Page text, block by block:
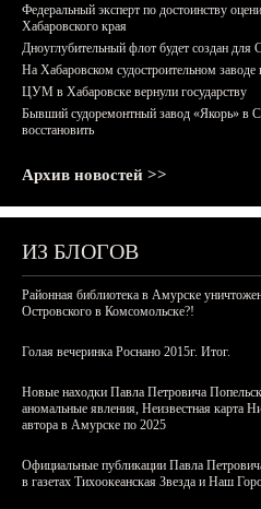
Федеральный эксперт по достоинству
Хабаровского края
Дноуглубительный флот будет создан для
На Хабаровском судостроительном заводе
ЦУМ в Хабаровске вернули государству
Бывший судоремонтный завод «Якорь» в
восстановить
Архив новостей >>
ИЗ БЛОГОВ
Районная библиотека в Амурске
Островского в Комсомольске?!
Голая вечеринка Роснано 2015г. Итог.
Новые находки Павла Петровича
аномальные явления, Неизвестная карта
автора в Амурске по 2025
Официальные публикации Павла
в газетах Тихоокеанская Звезда и Наш